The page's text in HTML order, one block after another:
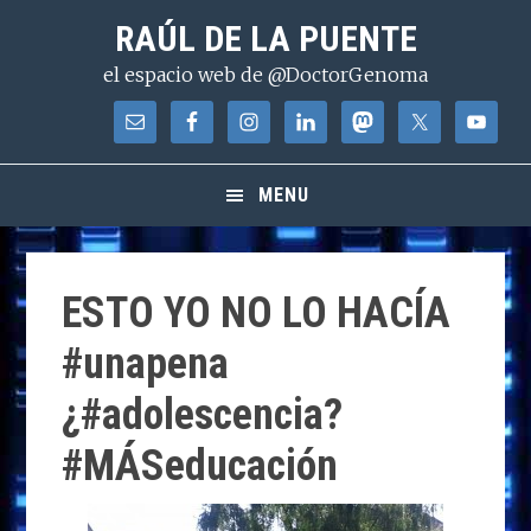
contenido
RAÚL DE LA PUENTE
el espacio web de @DoctorGenoma
MENU
ESTO YO NO LO HACÍA
#unapena
¿#adolescencia?
#MÁSeducación